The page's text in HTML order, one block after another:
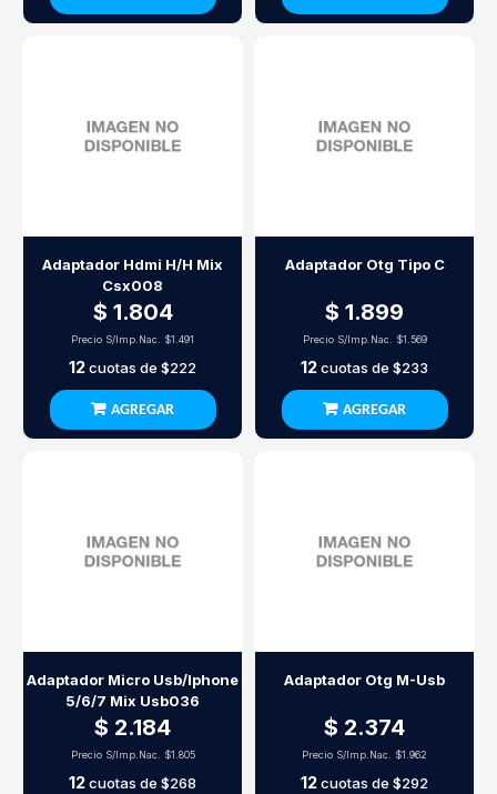
Adaptador Hdmi H/H Mix
Csx008
$ 1.804
Precio S/Imp.Nac. $1.491
12cuotas de $222
AGREGAR
Adaptador Otg Tipo C
$ 1.899
Precio S/Imp.Nac. $1.569
12cuotas de $233
AGREGAR
Adaptador Micro Usb/Iphone
5/6/7 Mix Usb036
$ 2.184
Precio S/Imp.Nac. $1.805
12cuotas de $268
Adaptador Otg M-Usb
$ 2.374
Precio S/Imp.Nac. $1.962
12cuotas de $292